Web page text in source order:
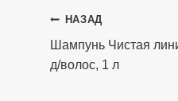
Навигация
по
записям
НАЗАД
Шампунь Чистая
д/волос, 1 л